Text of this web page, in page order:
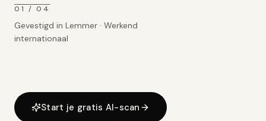
01 / 04
Gevestigd in Lemmer · Werkend
internationaal
Start je gratis AI-scan